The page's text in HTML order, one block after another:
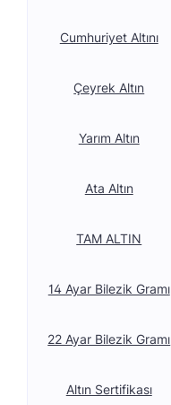
Cumhuriyet Altını
Çeyrek Altın
Yarım Altın
Ata Altın
TAM ALTIN
14 Ayar Bilezik Gramı
22 Ayar Bilezik Gramı
Altın Sertifikası